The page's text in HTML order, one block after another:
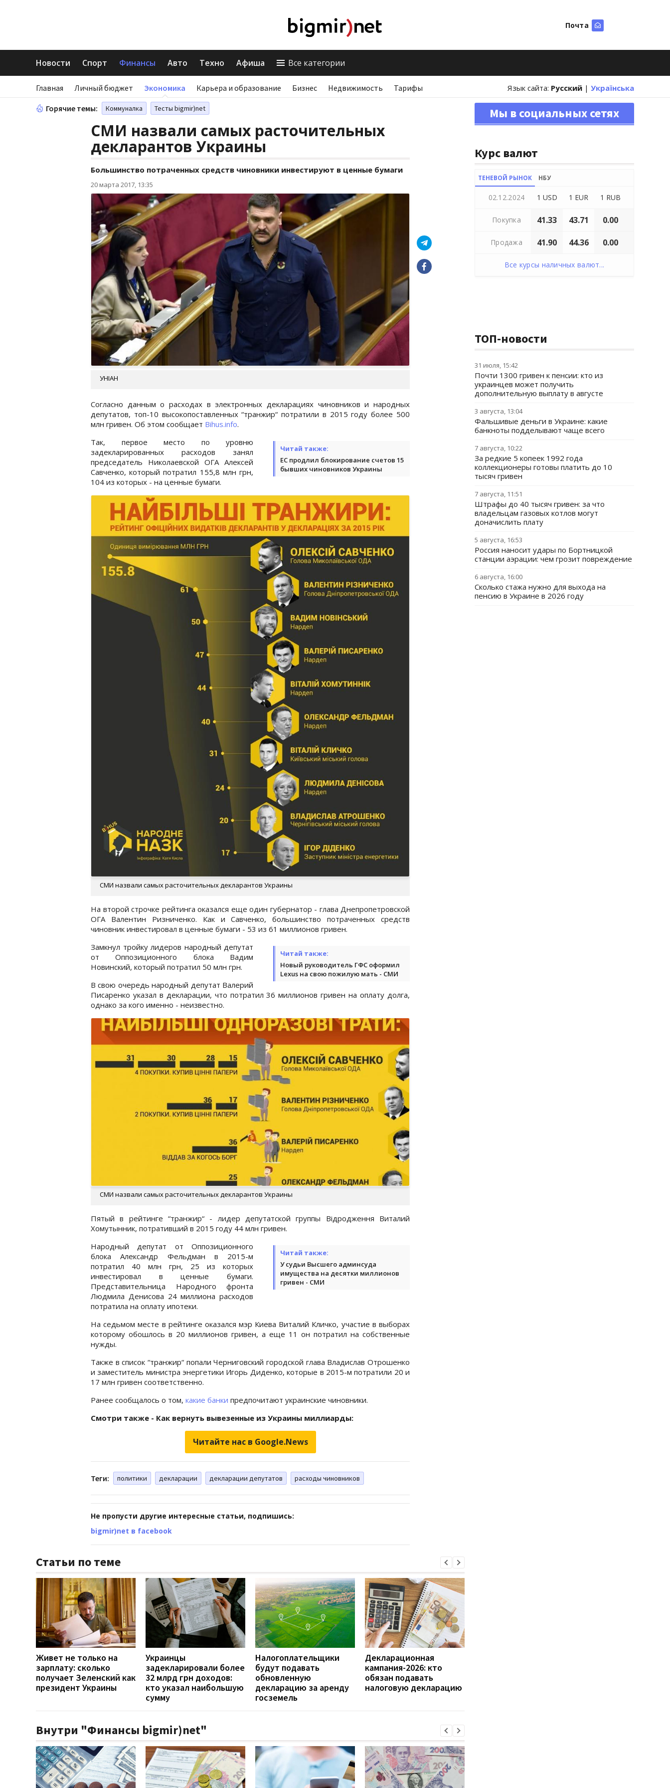
Почта
Новости Спорт Финансы Авто Техно Афиша Все категории
Главная Личный бюджет Экономика Карьера и образование Бизнес Недвижимость Тарифы Язык сайта: Русский | Українська
Горячие темы: Коммуналка Тесты bigmir)net
СМИ назвали самых расточительных
декларантов Украины
Большинство потраченных средств чиновники инвестируют в ценные бумаги
20 марта 2017, 13:35
УНІАН
Согласно данным о расходах в электронных декларациях чиновников и народных
депутатов, топ-10 высокопоставленных “транжир“ потратили в 2015 году более 500
млн гривен. Об этом сообщает Bihus.info.
Читай также:
ЕС продлил блокирование счетов 15
бывших чиновников Украины
Так, первое место по уровню
задекларированных расходов занял
председатель Николаевской ОГА Алексей
Савченко, который потратил 155,8 млн грн,
104 из которых - на ценные бумаги.
СМИ назвали самых расточительных декларантов Украины
На второй строчке рейтинга оказался еще один губернатор - глава Днепропетровской
ОГА Валентин Ризниченко. Как и Савченко, большинство потраченных средств
чиновник инвестировал в ценные бумаги - 53 из 61 миллионов гривен.
Читай также:
Новый руководитель ГФС оформил
Lexus на свою пожилую мать - СМИ
Замкнул тройку лидеров народный депутат
от Оппозиционного блока Вадим
Новинский, который потратил 50 млн грн.
В свою очередь народный депутат Валерий
Писаренко указал в декларации, что потратил 36 миллионов гривен на оплату долга,
однако за кого именно - неизвестно.
СМИ назвали самых расточительных декларантов Украины
Пятый в рейтинге “транжир“ - лидер депутатской группы Відродження Виталий
Хомутынник, потративший в 2015 году 44 млн гривен.
Читай также:
У судьи Высшего админсуда
имущества на десятки миллионов
гривен - СМИ
Народный депутат от Оппозиционного
блока Александр Фельдман в 2015-м
потратил 40 млн грн, 25 из которых
инвестировал в ценные бумаги.
Представительница Народного фронта
Людмила Денисова 24 миллиона расходов
потратила на оплату ипотеки.
На седьмом месте в рейтинге оказался мэр Киева Виталий Кличко, участие в выборах
которому обошлось в 20 миллионов гривен, а еще 11 он потратил на собственные
нужды.
Также в список “транжир“ попали Черниговский городской глава Владислав Отрошенко
и заместитель министра энергетики Игорь Диденко, которые в 2015-м потратили 20 и
17 млн гривен соответственно.
Ранее сообщалось о том, какие банки предпочитают украинские чиновники.
Смотри также - Как вернуть вывезенные из Украины миллиарды:
Читайте нас в Google.News
Теги: политики декларации декларации депутатов расходы чиновников
Не пропусти другие интересные статьи, подпишись:
bigmir)net в facebook
Статьи по теме
Живет не только на
зарплату: сколько
получает Зеленский как
президент Украины
Украинцы
задекларировали более
32 млрд грн доходов:
кто указал наибольшую
сумму
Налогоплательщики
будут подавать
обновленную
декларацию за аренду
госземель
Декларационная
кампания-2026: кто
обязан подавать
налоговую декларацию
Внутри "Финансы bigmir)net"
Мы в социальных сетях
Курс валют
ТЕНЕВОЙ РЫНОК НБУ
02.12.2024 1 USD 1 EUR 1 RUB
Покупка 41.33 43.71 0.00
Продажа 41.90 44.36 0.00
Все курсы наличных валют...
ТОП-новости
31 июля, 15:42
Почти 1300 гривен к пенсии: кто из
украинцев может получить
дополнительную выплату в августе
3 августа, 13:04
Фальшивые деньги в Украине: какие
банкноты подделывают чаще всего
7 августа, 10:22
За редкие 5 копеек 1992 года
коллекционеры готовы платить до 10
тысяч гривен
7 августа, 11:51
Штрафы до 40 тысяч гривен: за что
владельцам газовых котлов могут
доначислить плату
5 августа, 16:53
Россия наносит удары по Бортницкой
станции аэрации: чем грозит повреждение
6 августа, 16:00
Сколько стажа нужно для выхода на
пенсию в Украине в 2026 году